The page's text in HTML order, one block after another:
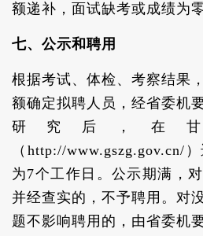
额递补，面试缺考或成绩为
七、公示和聘用
根据考试、体检、考察结果
额确定拟聘人员，经省委机
研究后，在
（http://www.gszg.gov.cn/
为7个工作日。公示期满，
并经查实的，不予聘用。对
题不影响聘用的，由省委机